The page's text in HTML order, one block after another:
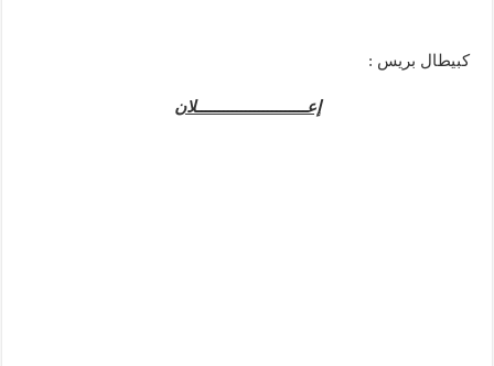
كبيطال بريس :
إعـــــــــــــــــــــــــلان